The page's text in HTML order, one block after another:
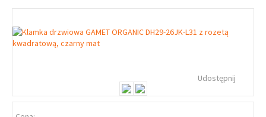
Udostępnij